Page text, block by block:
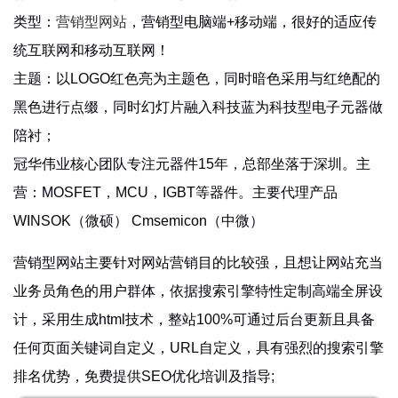
类型： 营销型网站 ，营销型电脑端+移动端，很好的适应传
统互联网和移动互联网！
主题：以LOGO红色亮为主题色，同时暗色采用与红绝配的
黑色进行点缀，同时幻灯片融入科技蓝为科技型电子元器做
陪衬；
冠华伟业核心团队专注元器件15年，总部坐落于深圳。主
营：MOSFET，MCU，IGBT等器件。主要代理产品
WINSOK（微硕） Cmsemicon（中微）
营销型网站主要针对网站营销目的比较强，且想让网站充当
业务员角色的用户群体，依据搜索引擎特性定制高端全屏设
计，采用生成html技术，整站100%可通过后台更新且具备
任何页面关键词自定义，URL自定义，具有强烈的搜索引擎
排名优势，免费提供SEO优化培训及指导;